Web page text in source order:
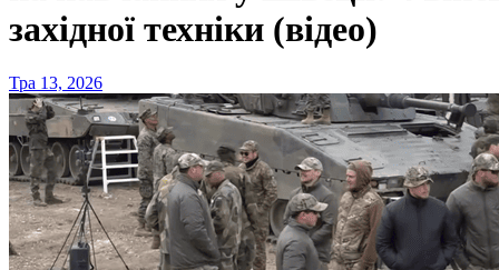
західної техніки (відео)
Тра 13, 2026